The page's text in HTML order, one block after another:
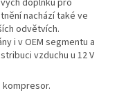
doplňků pro
nachází také ve
odvětvích.
i v OEM segmentu a
vzduchu u 12 V